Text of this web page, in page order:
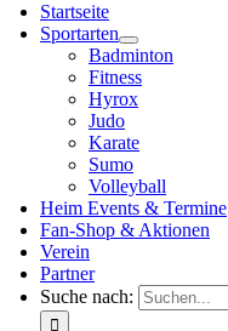
Startseite
Sportarten
Badminton
Fitness
Hyrox
Judo
Karate
Sumo
Volleyball
Heim Events & Termine
Fan-Shop & Aktionen
Verein
Partner
Suche nach: